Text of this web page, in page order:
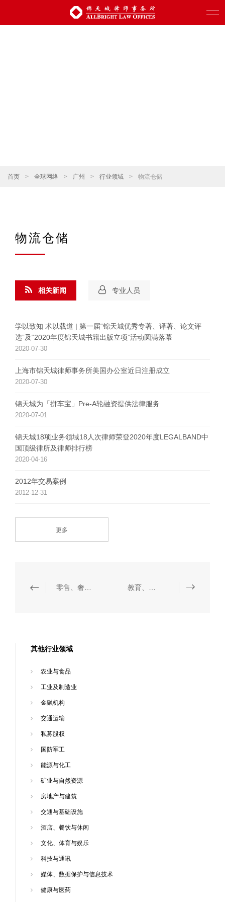
首页 > 全球网络 > 广州 > 行业领域 > 物流仓储
物流仓储
相关新闻
学以致知 术以载道 | 第一届“锦天城优秀专著、译著、论文评
选”及“2020年度锦天城书籍出版立项”活动圆满落幕
2020-07-30
上海市锦天城律师事务所美国办公室近日注册成立
2020-07-30
锦天城为「拼车宝」Pre-A轮融资提供法律服务
2020-07-01
锦天城18项业务领域18人次律师荣登2020年度LEGALBAND中
国顶级律所及律师排行榜
2020-04-16
2012年交易案例
2012-12-31
更多
专业人员
其他行业领域
农业与食品
工业及制造业
金融机构
交通运输
私募股权
国防军工
能源与化工
矿业与自然资源
房地产与建筑
交通与基础设施
酒店、餐饮与休闲
文化、体育与娱乐
科技与通讯
媒体、数据保护与信息技术
健康与医药